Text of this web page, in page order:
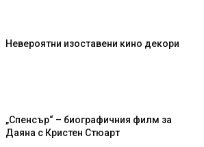
Невероятни изоставени кино декори
„Спенсър“ – биографичния филм за
Даяна с Кристен Стюарт